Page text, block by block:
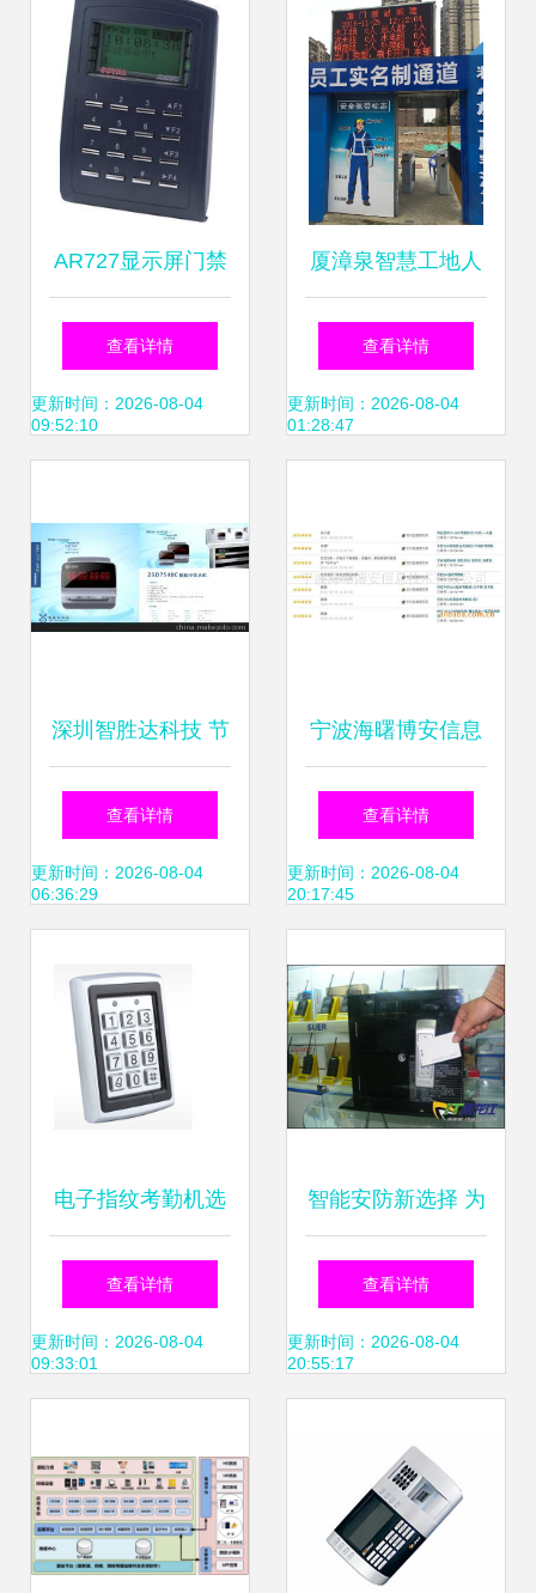
AR727显示屏门禁
一体机 智能门禁考
勤的未来之选
查看详情
更新时间：2026-08-04
09:52:10
厦漳泉智慧工地人
行通道门禁与考勤
系统的实现路径
查看详情
更新时间：2026-08-04
01:28:47
深圳智胜达科技 节
能环保领域的智能
一体化管控解决方
查看详情
更新时间：2026-08-04
06:36:29
宁波海曙博安信息
技术推出高效耐用
考勤新选择 中控
升级产品深度解析
查看详情
更新时间：2026-08-04
20:17:45
电子指纹考勤机选
购的三大误区 避开
陷阱，提升考勤效
查看详情
更新时间：2026-08-04
09:33:01
智能安防新选择 为
何速尔科技成为门
禁管理系统的首选
查看详情
更新时间：2026-08-04
20:55:17